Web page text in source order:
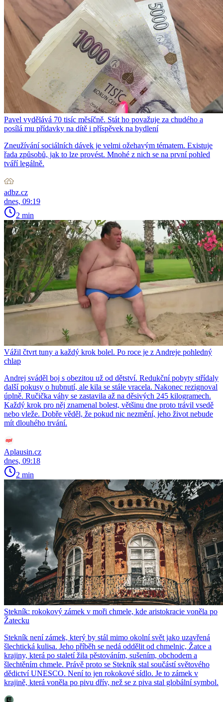
Pavel vydělává 70 tisíc měsíčně. Stát ho považuje za chudého a
posílá mu přídavky na dítě i příspěvek na bydlení
Zneužívání sociálních dávek je velmi ožehavým tématem. Existuje
řada způsobů, jak to lze provést. Mnohé z nich se na první pohled
tváří legálně.
adbz.cz
dnes, 09:19
2 min
Vážil čtvrt tuny a každý krok bolel. Po roce je z Andreje pohledný
chlap
Andrej sváděl boj s obezitou už od dětství. Redukční pobyty střídaly
další pokusy o hubnutí, ale kila se stále vracela. Nakonec rezignoval
úplně. Ručička váhy se zastavila až na děsivých 245 kilogramech.
Každý krok pro něj znamenal bolest, většinu dne proto trávil vsedě
nebo vleže. Dobře věděl, že pokud nic nezmění, jeho život nebude
mít dlouhého trvání.
Aplausin.cz
dnes, 09:18
2 min
Stekník: rokokový zámek v moři chmele, kde aristokracie voněla po
Žatecku
Stekník není zámek, který by stál mimo okolní svět jako uzavřená
šlechtická kulisa. Jeho příběh se nedá oddělit od chmelnic, Žatce a
krajiny, která po staletí žila pěstováním, sušením, obchodem a
šlechtěním chmele. Právě proto se Stekník stal součástí světového
dědictví UNESCO. Není to jen rokokové sídlo. Je to zámek v
krajině, která voněla po pivu dřív, než se z piva stal globální symbol.